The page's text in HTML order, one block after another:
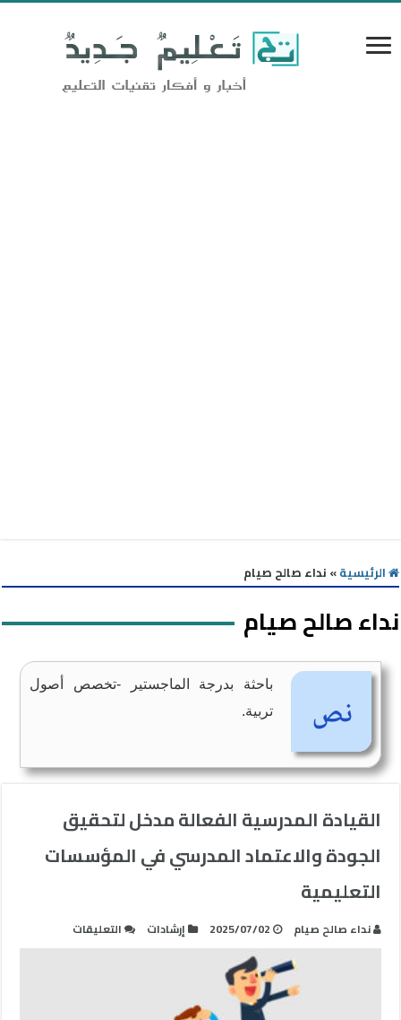
الرئيسية» نداء صالح صيام
نداء صالح صيام
باحثة بدرجة الماجستير -تخصص أصول
تربية.
القيادة المدرسية الفعالة مدخل لتحقيق
الجودة والاعتماد المدرسي في المؤسسات
التعليمية
نداء صالح صيام 2025/07/02 إرشادات التعليقات
القيادة